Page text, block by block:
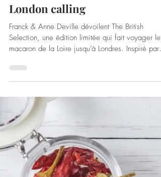
2 juil.
FOOD
London calling
Franck & Anne Deville dévoilent The British
macaron de la Loire jusqu’à Londres. Inspiré par
l’art de vivre britannique, ce coffret réunit six
saveurs, entre tea time, gourmandises d’outre-
Manche et cocktails iconiques. Chaque recette
incarne la rencontre entre ces deux cultures et
ce parfait équilibre entre élégance, gourmandise
et raffinement. Infusion menthe & chocolat,
Gin framboise, Crémeux à la marmelade d’